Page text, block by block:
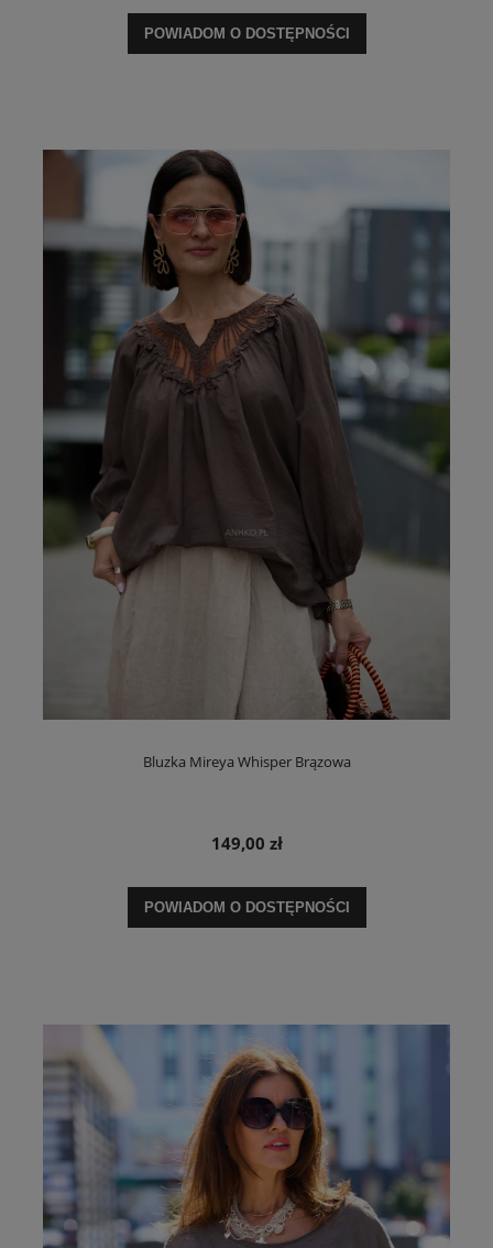
POWIADOM O DOSTĘPNOŚCI
Bluzka Mireya Whisper Brązowa
149,00 zł
POWIADOM O DOSTĘPNOŚCI